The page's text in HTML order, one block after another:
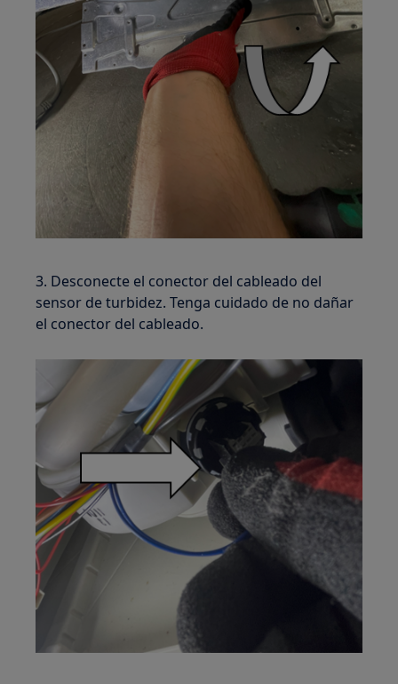
3. Desconecte el conector del cableado del
sensor de turbidez. Tenga cuidado de no dañar
el conector del cableado.